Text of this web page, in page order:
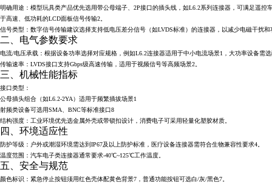
明确用途‌：模型玩具类产品优先选用带公母端子、2P接口的插头线，如L6.2系列连接器，可满足遥
于高速、低功耗的LCD面板信号传输‌2。
信号类型‌：数字信号传输建议选择支持低电压差分信号（如LVDS标准）的连接器，以减少电磁干扰
二、电气参数要求
电流/电压承载‌：根据设备功率选择对应规格，例如L6.2连接器适用于中小电流场景‌1，大功率设备需
‌传输速率‌：LVDS接口支持Gbps级高速传输，适用于视频信号等高频场景‌2。
三、机械性能指标
接口类型‌：
公母插头组合（如L6.2-2YA）适用于频繁插拔场景‌1
射频类设备可选用SMA、BNC等标准接口‌8
‌结构强度‌：工业环境优先选金属外壳或带锁扣设计，消费电子可采用轻量化塑胶材质。
四、环境适应性
‌防护等级‌：户外或潮湿环境需达到IP67及以上防护标准，医疗设备连接器需符合生物兼容性要求‌4。
‌温度范围‌：汽车电子类连接器通常要求-40℃~125℃工作温度。
五、安全与规范
颜色标识‌：紧急停止按钮须用红色壳体配黄色背景‌7，普通功能按钮可选白/灰/黑色‌7。